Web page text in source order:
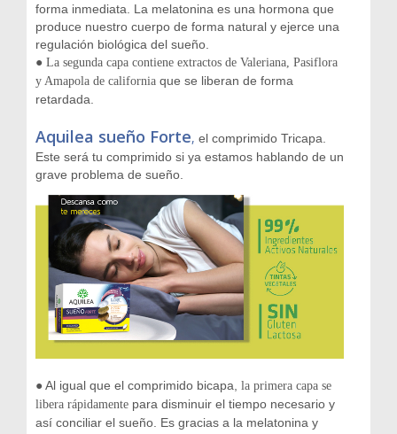
forma inmediata. La melatonina es una hormona que
produce nuestro cuerpo de forma natural y ejerce una
regulación biológica del sueño.
● La segunda capa contiene extractos de Valeriana, Pasiflora
y Amapola de california que se liberan de forma
retardada.
Aquilea sueño Forte, el comprimido Tricapa.
Este será tu comprimido si ya estamos hablando de un
grave problema de sueño.
● Al igual que el comprimido bicapa, la primera capa se
libera rápidamente para disminuir el tiempo necesario y
así conciliar el sueño. Es gracias a la melatonina y